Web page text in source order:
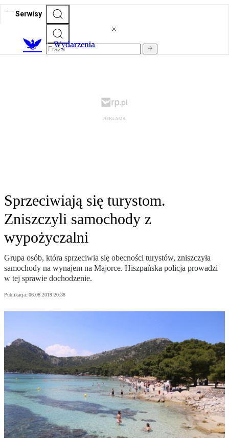
Serwisy
Wydarzenia
Sprzeciwiają się turystom.
Zniszczyli samochody z
wypożyczalni
Grupa osób, która sprzeciwia się obecności turystów, zniszczyła
samochody na wynajem na Majorce. Hiszpańska policja prowadzi
w tej sprawie dochodzenie.
Publikacja: 06.08.2019 20:38